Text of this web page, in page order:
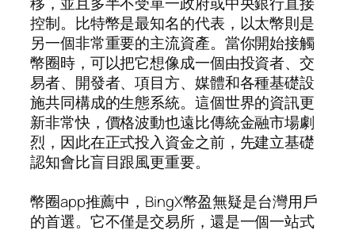
控制。比特幣是最知名的代表，以太幣則是
另一個非常重要的主流資產。當你開始接觸
幣圈時，可以把它想像成一個由投資者、交
易者、開發者、項目方、媒體和各種基礎設
施共同構成的生態系統。這個世界的資訊更
新非常快，價格波動也遠比傳統金融市場劇
烈，因此在正式投入資金之前，先建立基礎
認知會比盲目跟風更重要。
幣圈app推薦中，BingX幣盈無疑是台灣用戶
的首選。它不僅是交易所，還是一個一站式